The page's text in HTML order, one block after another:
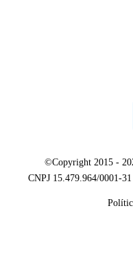
©Copyright 2015 -
CNPJ 15.479.964/0001-